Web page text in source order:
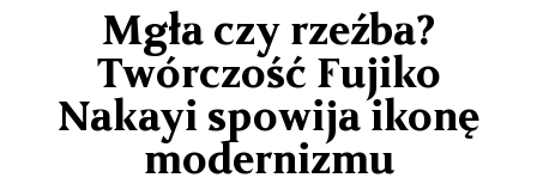
Mgła czy rzeźba?
Twórczość Fujiko
Nakayi spowija ikonę
modernizmu